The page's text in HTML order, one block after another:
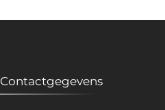
Contactgegevens